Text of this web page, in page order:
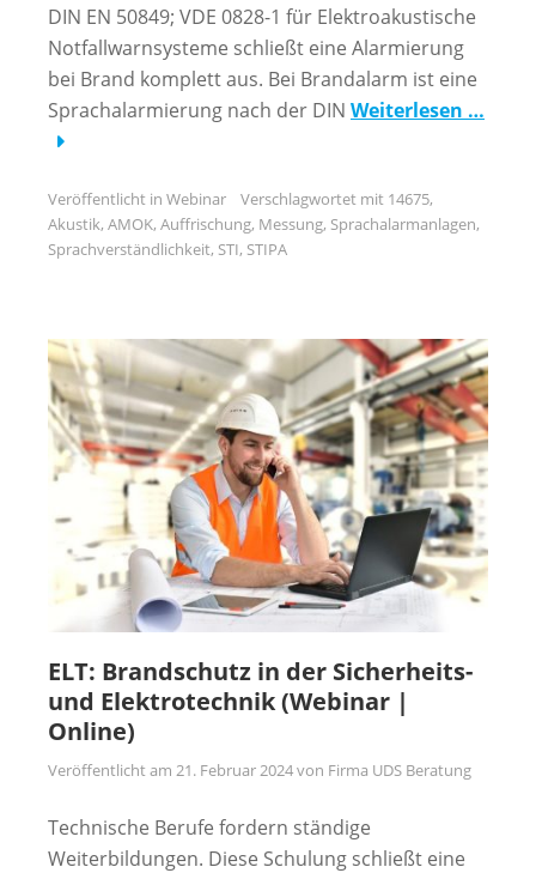
DIN EN 50849; VDE 0828-1 für Elektroakustische
Notfallwarnsysteme schließt eine Alarmierung
bei Brand komplett aus. Bei Brandalarm ist eine
Sprachalarmierung nach der DIN Weiterlesen …
Veröffentlicht in Webinar Verschlagwortet mit 14675,
Akustik, AMOK, Auffrischung, Messung, Sprachalarmanlagen,
Sprachverständlichkeit, STI, STIPA
ELT: Brandschutz in der Sicherheits-
und Elektrotechnik (Webinar |
Online)
Veröffentlicht am 21. Februar 2024von Firma UDS Beratung
Technische Berufe fordern ständige
Weiterbildungen. Diese Schulung schließt eine